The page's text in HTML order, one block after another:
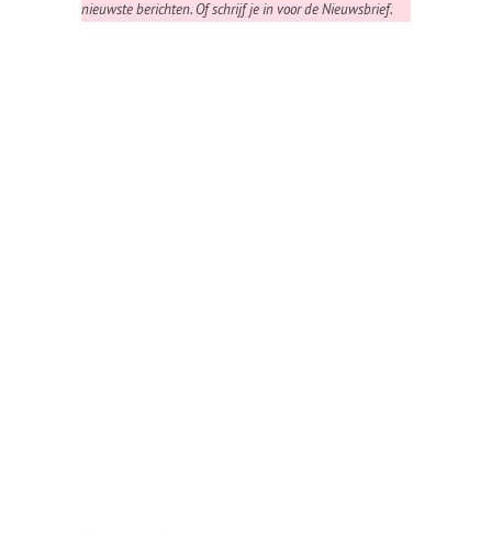
nieuwste berichten. Of schrijf je in voor de Nieuwsbrief.